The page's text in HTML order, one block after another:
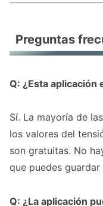
Preguntas
Q: ¿Esta aplicación
Sí. La mayoría de
los valores del
son gratuitas. No
que puedes
Q: ¿La aplicación